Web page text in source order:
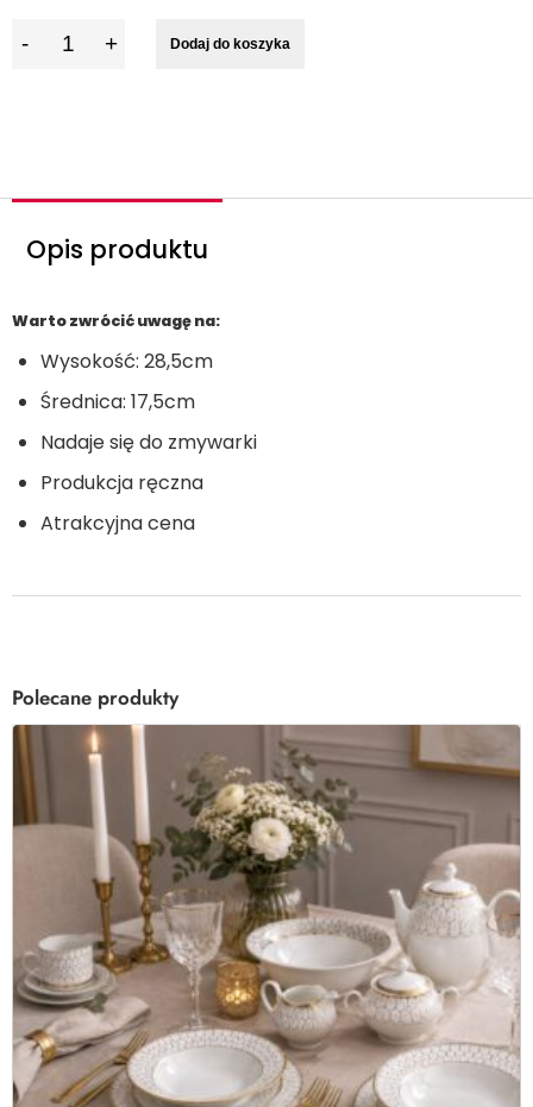
Dodaj do koszyka
Opis produktu
Warto zwrócić uwagę na:
Wysokość: 28,5cm
Średnica: 17,5cm
Nadaje się do zmywarki
Produkcja ręczna
Atrakcyjna cena
Polecane produkty